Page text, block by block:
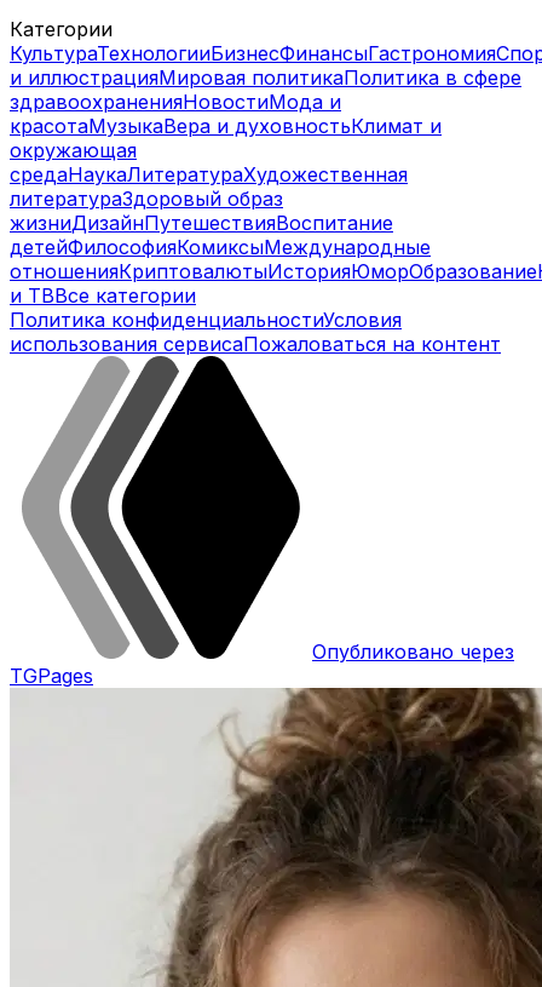
Категории
КультураТехнологииБизнесФинансыГастрономия
и иллюстрацияМировая политикаПолитика в сфере
здравоохраненияНовостиМода и
красотаМузыкаВера и духовностьКлимат и
окружающая
средаНаукаЛитератураХудожественная
литератураЗдоровый образ
жизниДизайнПутешествияВоспитание
детейФилософияКомиксыМеждународные
отношенияКриптовалютыИсторияЮморОбразование
и ТВВсе категории
Политика конфиденциальностиУсловия
использования сервисаПожаловаться на контент
Опубликовано через
TGPages